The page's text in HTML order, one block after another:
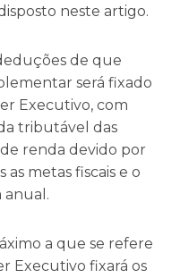
neste artigo.
de que
será fixado
Executivo, com
tributável das
de renda devido por
as metas fiscais e o
anual.
a que se refere
Executivo fixará os